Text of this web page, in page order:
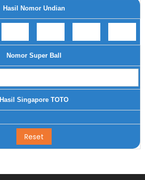
Hasil Nomor Undian
Nomor Super Ball
Hasil Singapore TOTO